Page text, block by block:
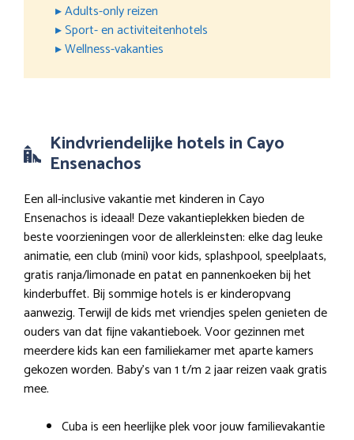
▸ Adults-only reizen
▸ Sport- en activiteitenhotels
▸ Wellness-vakanties
Kindvriendelijke hotels in Cayo
Ensenachos
Een all-inclusive vakantie met kinderen in Cayo
Ensenachos is ideaal! Deze vakantieplekken bieden de
beste voorzieningen voor de allerkleinsten: elke dag leuke
animatie, een club (mini) voor kids, splashpool, speelplaats,
gratis ranja/limonade en patat en pannenkoeken bij het
kinderbuffet. Bij sommige hotels is er kinderopvang
aanwezig. Terwijl de kids met vriendjes spelen genieten de
ouders van dat fijne vakantieboek. Voor gezinnen met
meerdere kids kan een familiekamer met aparte kamers
gekozen worden. Baby’s van 1 t/m 2 jaar reizen vaak gratis
mee.
Cuba is een heerlijke plek voor jouw familievakantie